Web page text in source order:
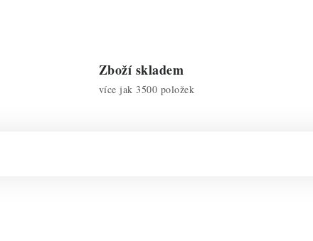
Zboží skladem
více jak 3500 položek